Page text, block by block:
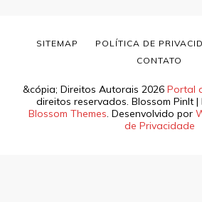
&cópia; Direitos Autorais 2026 Portal
direitos reservados. Blossom PinIt
Blossom Themes. Desenvolvido por
de Privacidade
SITEMAP POLÍTICA DE
CONTATO